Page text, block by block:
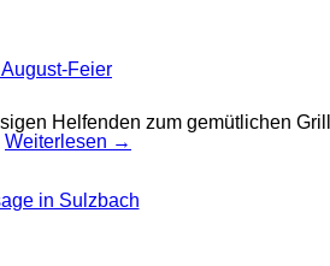
August-Feier
Helfenden zum gemütlichen
Weiterlesen →
in Sulzbach